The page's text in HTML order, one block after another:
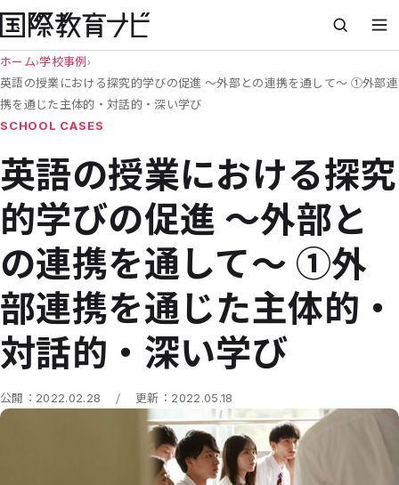
ホーム›学校事例›
英語の授業における探究的学びの促進 ～外部との連携を通して～ ①外部連
携を通じた主体的・対話的・深い学び
SCHOOL CASES
英語の授業における探究
的学びの促進 ～外部と
の連携を通して～ ①外
部連携を通じた主体的・
対話的・深い学び
公開： 2022.02.28 / 更新： 2022.05.18